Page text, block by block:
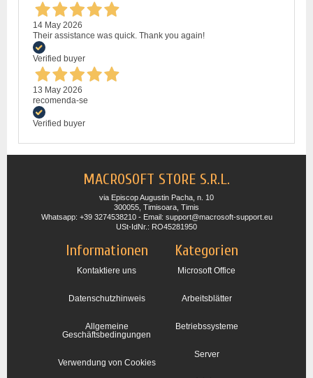
14 May 2026
Their assistance was quick. Thank you again!
Verified buyer
13 May 2026
recomenda-se
Verified buyer
MACROSOFT STORE S.R.L.
via Episcop Augustin Pacha, n. 10
300055, Timisoara, Timis
Whatsapp: +39 3274538210 - Email: support@macrosoft-support.eu
USt-IdNr.: RO45281950
Informationen
Kontaktiere uns
Datenschutzhinweis
Allgemeine
Geschäftsbedingungen
Verwendung von Cookies
Kategorien
Microsoft Office
Arbeitsblätter
Betriebssysteme
Server